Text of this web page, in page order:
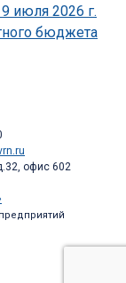
июля 2026 г.
бюджета
офис 602